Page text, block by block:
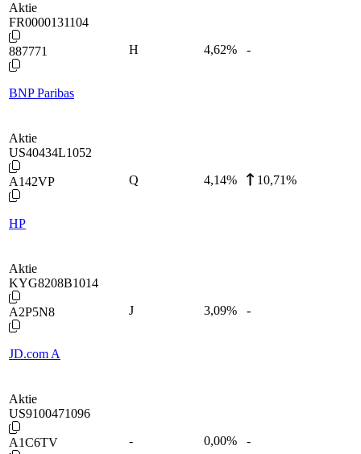
Aktie
FR0000131104
887771
BNP Paribas
H 4,62% -
Aktie
US40434L1052
A142VP
HP
Q 4,14% 10,71%
Aktie
KYG8208B1014
A2P5N8
JD.com A
J 3,09% -
Aktie
US9100471096
A1C6TV - 0,00% -